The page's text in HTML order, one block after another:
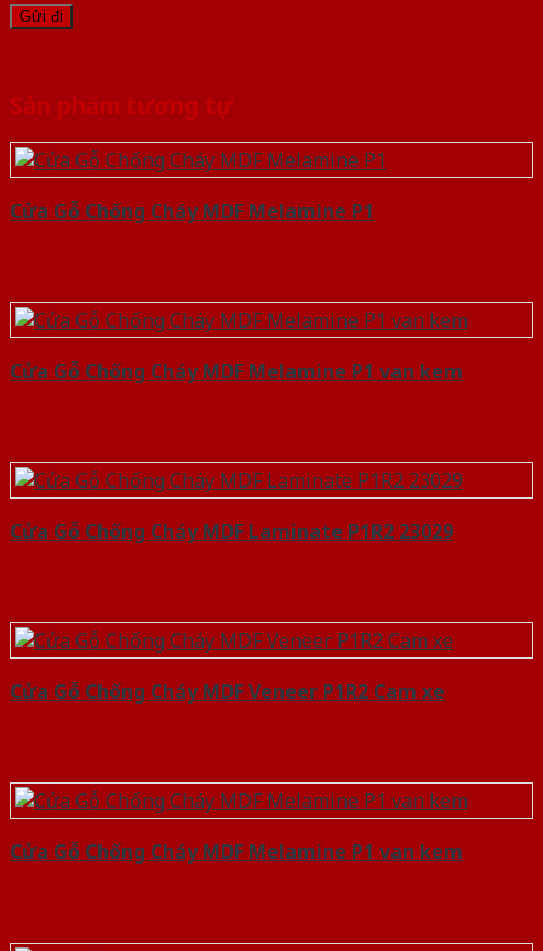
Sản phẩm tương tự
Cửa Gỗ Chống Cháy MDF Melamine P1
Cửa Gỗ Chống Cháy MDF Melamine P1 van kem
Cửa Gỗ Chống Cháy MDF Laminate P1R2 23029
Cửa Gỗ Chống Cháy MDF Veneer P1R2 Cam xe
Cửa Gỗ Chống Cháy MDF Melamine P1 van kem